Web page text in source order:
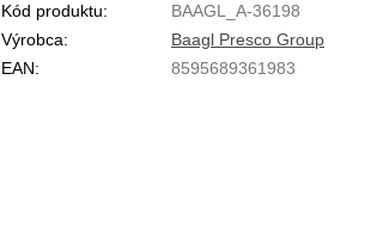
Kód produktu:
BAAGL_A-36198
Výrobca:
Baagl Presco Group
EAN:
8595689361983